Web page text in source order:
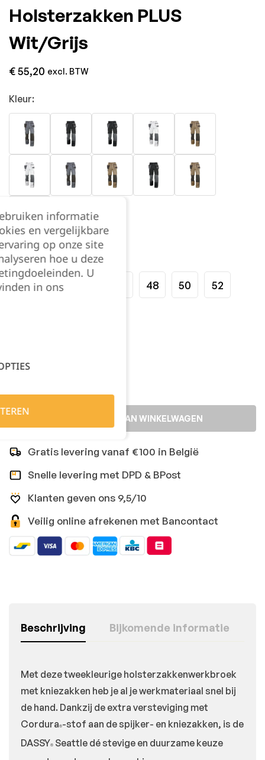
Holsterzakken PLUS
Wit/Grijs
€55,20 excl. BTW
Kleur:
Maat:
40 42 48 50 52
TOEVOEGEN AAN WINKELWAGEN
Gratis levering vanaf €100 in België
Snelle levering met DPD & BPost
Klanten geven ons 9,5/10
Veilig online afrekenen met Bancontact
Beschrijving Bijkomende informatie
Met deze tweekleurige holsterzakkenwerkbroek
met kniezakken heb je al je werkmateriaal snel bij
de hand. Dankzij de extra versteviging met
Cordura®-stof aan de spijker- en kniezakken, is de
DASSY® Seattle dé stevige en duurzame keuze
informatie
en vergelijkbare
op onze site
hoe u deze
U
in ons